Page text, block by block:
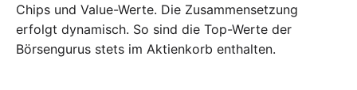
Chips und Value-Werte. Die Zusammensetzung
erfolgt dynamisch. So sind die Top-Werte der
Börsengurus stets im Aktienkorb enthalten.